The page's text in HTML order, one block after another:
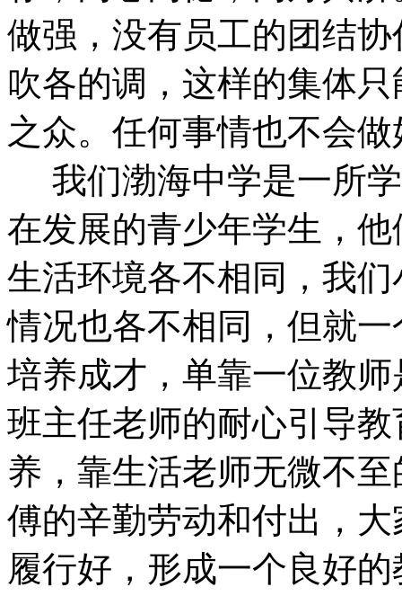
做强，没有员工的团结
吹各的调，这样的集体
之众。任何事情也不会做
我们渤海中学是一所
在发展的青少年学生，
生活环境各不相同，我
情况也各不相同，但就
培养成才，单靠一位教
班主任老师的耐心引导
养，靠生活老师无微不
傅的辛勤劳动和付出，
履行好，形成一个良好